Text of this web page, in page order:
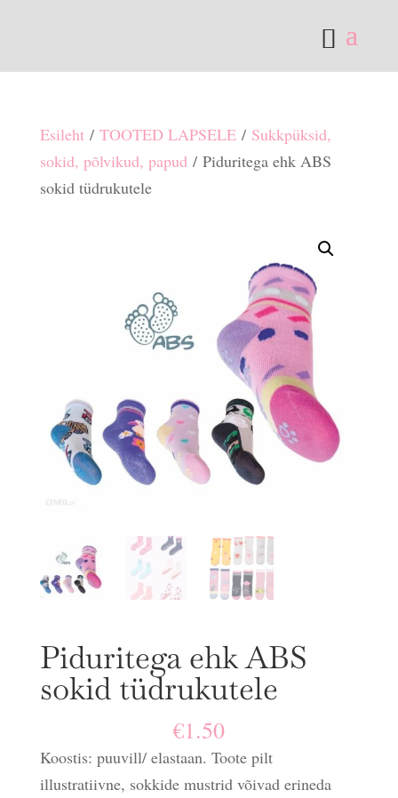
Esileht/ TOOTED LAPSELE/ Sukkpüksid,
sokid, põlvikud, papud/ Piduritega ehk ABS
sokid tüdrukutele
Piduritega ehk ABS
sokid tüdrukutele
€1.50
Koostis: puuvill/ elastaan. Toote pilt
illustratiivne, sokkide mustrid võivad erineda